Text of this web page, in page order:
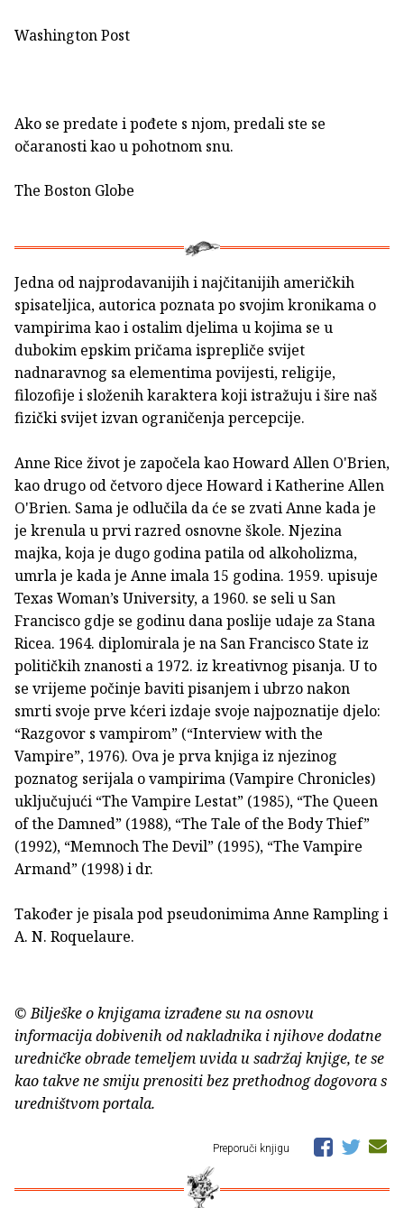
Washington Post
Ako se predate i pođete s njom, predali ste se
očaranosti kao u pohotnom snu.
The Boston Globe
Jedna od najprodavanijih i najčitanijih američkih
spisateljica, autorica poznata po svojim kronikama o
vampirima kao i ostalim djelima u kojima se u
dubokim epskim pričama isprepliče svijet
nadnaravnog sa elementima povijesti, religije,
filozofije i složenih karaktera koji istražuju i šire naš
fizički svijet izvan ograničenja percepcije.
Anne Rice život je započela kao Howard Allen O'Brien,
kao drugo od četvoro djece Howard i Katherine Allen
O'Brien. Sama je odlučila da će se zvati Anne kada je
je krenula u prvi razred osnovne škole. Njezina
majka, koja je dugo godina patila od alkoholizma,
umrla je kada je Anne imala 15 godina. 1959. upisuje
Texas Woman’s University, a 1960. se seli u San
Francisco gdje se godinu dana poslije udaje za Stana
Ricea. 1964. diplomirala je na San Francisco State iz
političkih znanosti a 1972. iz kreativnog pisanja. U to
se vrijeme počinje baviti pisanjem i ubrzo nakon
smrti svoje prve kćeri izdaje svoje najpoznatije djelo:
“Razgovor s vampirom” (“Interview with the
Vampire”, 1976). Ova je prva knjiga iz njezinog
poznatog serijala o vampirima (Vampire Chronicles)
uključujući “The Vampire Lestat” (1985), “The Queen
of the Damned” (1988), “The Tale of the Body Thief”
(1992), “Memnoch The Devil” (1995), “The Vampire
Armand” (1998) i dr.
Također je pisala pod pseudonimima Anne Rampling i
A. N. Roquelaure.
© Bilješke o knjigama izrađene su na osnovu
informacija dobivenih od nakladnika i njihove dodatne
uredničke obrade temeljem uvida u sadržaj knjige, te se
kao takve ne smiju prenositi bez prethodnog dogovora s
uredništvom portala.
Preporuči knjigu